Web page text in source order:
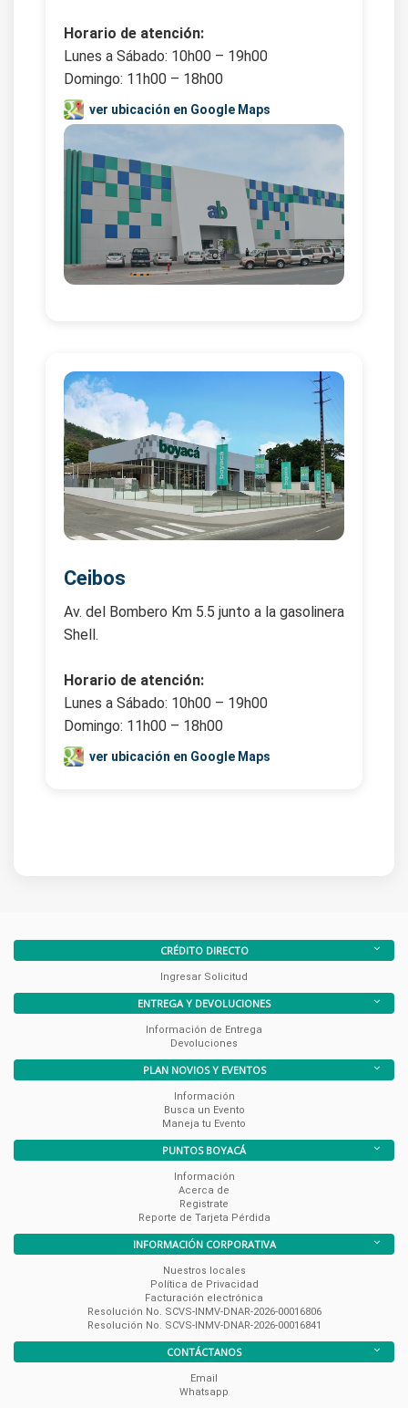
Horario de atención:
Lunes a Sábado: 10h00 – 19h00
Domingo: 11h00 – 18h00
ver ubicación en Google Maps
Ceibos
Av. del Bombero Km 5.5 junto a la gasolinera
Shell.
Horario de atención:
Lunes a Sábado: 10h00 – 19h00
Domingo: 11h00 – 18h00
ver ubicación en Google Maps
CRÉDITO DIRECTO
Ingresar Solicitud
ENTREGA Y DEVOLUCIONES
Información de Entrega
Devoluciones
PLAN NOVIOS Y EVENTOS
Información
Busca un Evento
Maneja tu Evento
PUNTOS BOYACÁ
Información
Acerca de
Registrate
Reporte de Tarjeta Pérdida
INFORMACIÓN CORPORATIVA
Nuestros locales
Política de Privacidad
Facturación electrónica
Resolución No. SCVS-INMV-DNAR-2026-00016806
Resolución No. SCVS-INMV-DNAR-2026-00016841
CONTÁCTANOS
Email
Whatsapp